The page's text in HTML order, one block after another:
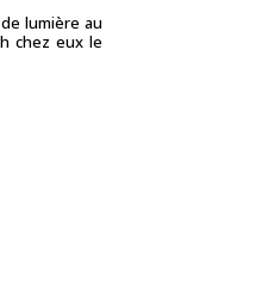
lumière au
chez eux le